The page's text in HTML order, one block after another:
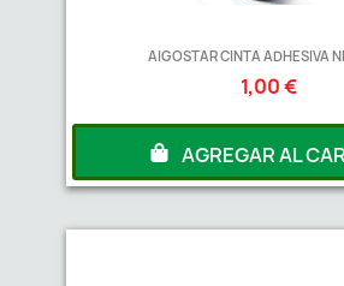
AIGOSTAR CINTA ADHESIVA
1,00 €
AGREGAR AL